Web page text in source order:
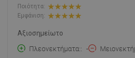
Ποιότητα:
Εμφάνιση:
Αξιοσημείωτο
Πλεονεκτήματα:
-